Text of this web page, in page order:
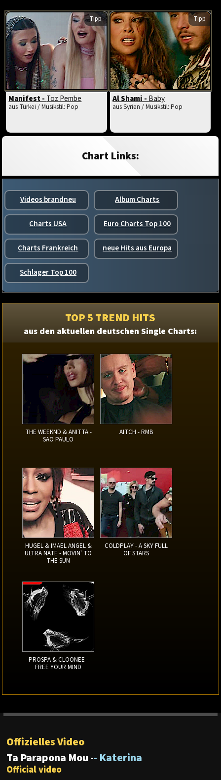
Tipp
Manifest -Toz Pembe
aus Türkei / Musikstil: Pop
Tipp
Al Shami -Baby
aus Syrien / Musikstil: Pop
Chart Links:
Videos brandneu Album Charts
Charts USA Euro Charts Top 100
Charts Frankreich neue Hits aus Europa
Schlager Top 100
TOP 5 TREND HITS
aus den aktuellen deutschen Single Charts:
THE WEEKND & ANITTA -
SAO PAULO
AITCH - RMB
HUGEL & IMAEL ANGEL &
ULTRA NATE - MOVIN' TO
THE SUN
COLDPLAY - A SKY FULL
OF STARS
PROSPA & CLOONEE -
FREE YOUR MIND
Offizielles Video
Ta Parapona Mou -- Katerina
Official video